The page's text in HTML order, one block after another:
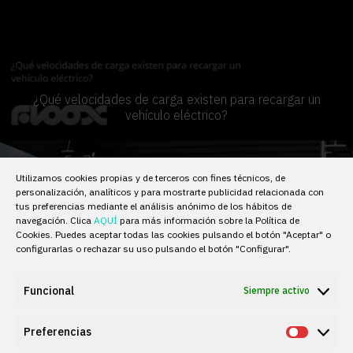
Utilizamos cookies propias y de terceros con fines técnicos, de
personalización, analíticos y para mostrarte publicidad relacionada con
tus preferencias mediante el análisis anónimo de los hábitos de
navegación. Clica AQUÍ para más información sobre la Política de
Cookies. Puedes aceptar todas las cookies pulsando el botón "Aceptar" o
configurarlas o rechazar su uso pulsando el botón "Configurar".
Funcional Siempre activo
Preferencias
¿Qué velocidades de carga existen para recargar un
vehículo eléctrico?